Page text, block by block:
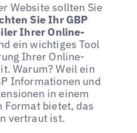
Website sollten Sie
Sie Ihr GBP
Ihrer Online-
ein wichtiges Tool
Ihrer Online-
Warum? Weil ein
Informationen und
in einem
Format bietet, das
vertraut ist.